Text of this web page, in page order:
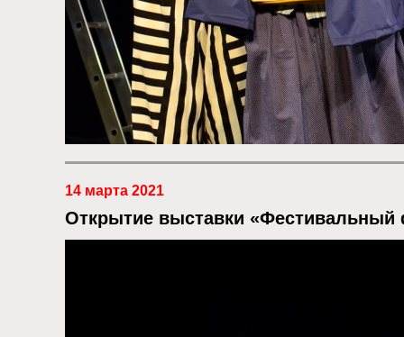
14 марта 2021
Открытие выставки «Фестивальный